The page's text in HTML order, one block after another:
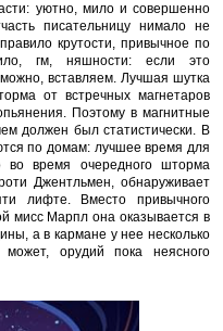
уютно, мило и совершенно
писательницу нимало не
крутости, привычное по
гм, няшности: если это
вставляем. Лучшая шутка
от встречных магнетаров
Поэтому в магнитные
должен был статистически. В
по домам: лучшее время для
во время очередного шторма
Джентльмен, обнаруживает
лифте. Вместо привычного
мисс Марпл она оказывается в
а в кармане у нее несколько
орудий пока неясного